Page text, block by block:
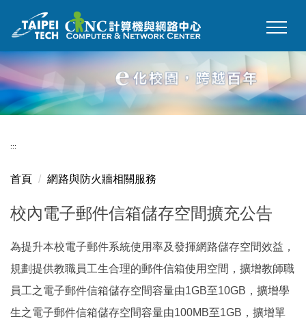
到
要
內
容
區
:::
首頁 網路與防火牆相關服務
校內電子郵件信箱儲存空間擴充公告
為提升本校電子郵件系統使用率及發揮網路儲存空間效益，
規劃提供教職員工生合理的郵件信箱使用空間，擴增教師職
員工之電子郵件信箱儲存空間容量由1GB至10GB，擴增學
生之電子郵件信箱儲存空間容量由100MB至1GB，擴增單